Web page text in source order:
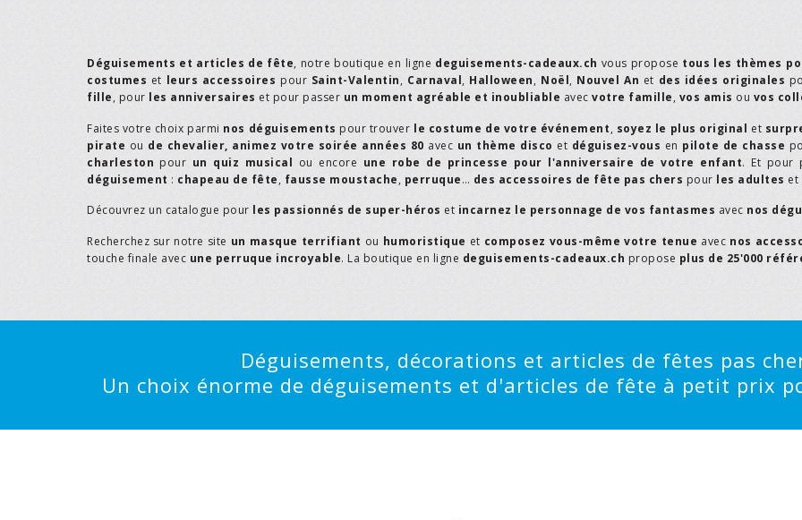
Déguisements et articles de fête, notre boutique en ligne deguisements-cadeaux.ch vous propose tous les thèmes
costumes et leurs accessoires pour Saint-Valentin, Carnaval, Halloween, Noël, Nouvel An et des idées originales
fille, pour les anniversaires et pour passer un moment agréable et inoubliable avec votre famille, vos amis ou vos
Faites votre choix parmi nos déguisements pour trouver le costume de votre événement, soyez le plus original et
pirate ou de chevalier, animez votre soirée années 80 avec un thème disco et déguisez-vous en pilote de chasse
charleston pour un quiz musical ou encore une robe de princesse pour l'anniversaire de votre enfant. Et pour
déguisement : chapeau de fête, fausse moustache, perruque… des accessoires de fête pas chers pour les adultes et
Découvrez un catalogue pour les passionnés de super-héros et incarnez le personnage de vos fantasmes avec nos
Recherchez sur notre site un masque terrifiant ou humoristique et composez vous-même votre tenue avec nos
touche finale avec une perruque incroyable. La boutique en ligne deguisements-cadeaux.ch propose plus de 25'000
Déguisements, décorations et articles de fêtes pas
Un choix énorme de déguisements et d'articles de fête à petit prix